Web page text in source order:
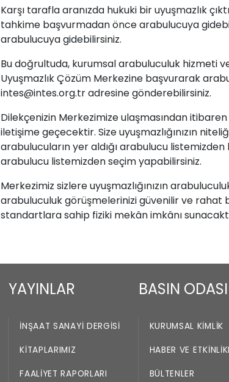
Karşı tarafla aranızda hukuki bir uyuşmazlık
tahkime başvurmadan önce arabulucuya
arabulucuya gidebilirsiniz.
Bu doğrultuda, kurumsal arabuluculuk hizmeti
Uyuşmazlık Çözüm Merkezine başvurarak
intes@intes.org.tr adresine gönderebilirsiniz.
Dilekçenizin Merkezimize ulaşmasından
iletişime geçecektir. Size uyuşmazlığınızın
arabulucuların yer aldığı arabulucu
arabulucu listemizden seçim yapabilirsiniz.
Merkezimiz sizlere uyuşmazlığınızın
arabuluculuk görüşmelerinizi güvenilir ve
standartlara sahip fiziki mekân imkânı
YAYINLAR
İNŞAAT SANAYI DERGISI
KITAPLARIMIZ
FAALIYET RAPORLARI
BASIN ODASI
KURUMSAL KIMLIK
HABER VE
BÜLTENLER